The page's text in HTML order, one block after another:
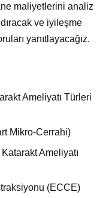
maliyetlerini analiz
ve iyileşme
yanıtlayacağız.
Ameliyatı Türleri
Mikro-Cerrahi)
Ameliyatı
(ECCE)